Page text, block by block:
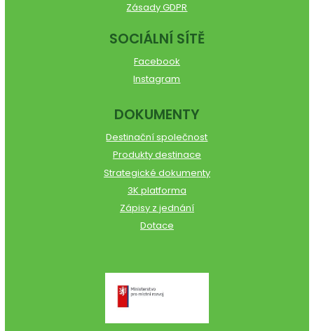
Zásady GDPR
SOCIÁLNÍ SÍTĚ
Facebook
Instagram
DOKUMENTY
Destinační společnost
Produkty destinace
Strategické dokumenty
3K platforma
Zápisy z jednání
Dotace